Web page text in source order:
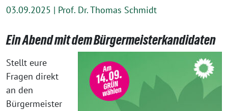
03.09.2025 | Prof. Dr. Thomas Schmidt
Ein Abend mit dem Bürgermeisterkandidaten
Stellt eure
Fragen direkt
an den
Bürgermeister